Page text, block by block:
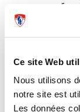
Ce site Web
Nous utilisons
notre site est
Les données